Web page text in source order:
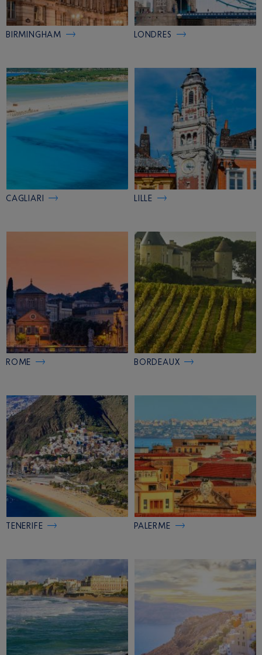
BIRMINGHAM LONDRES
CAGLIARI LILLE
ROME BORDEAUX
TENERIFE PALERME